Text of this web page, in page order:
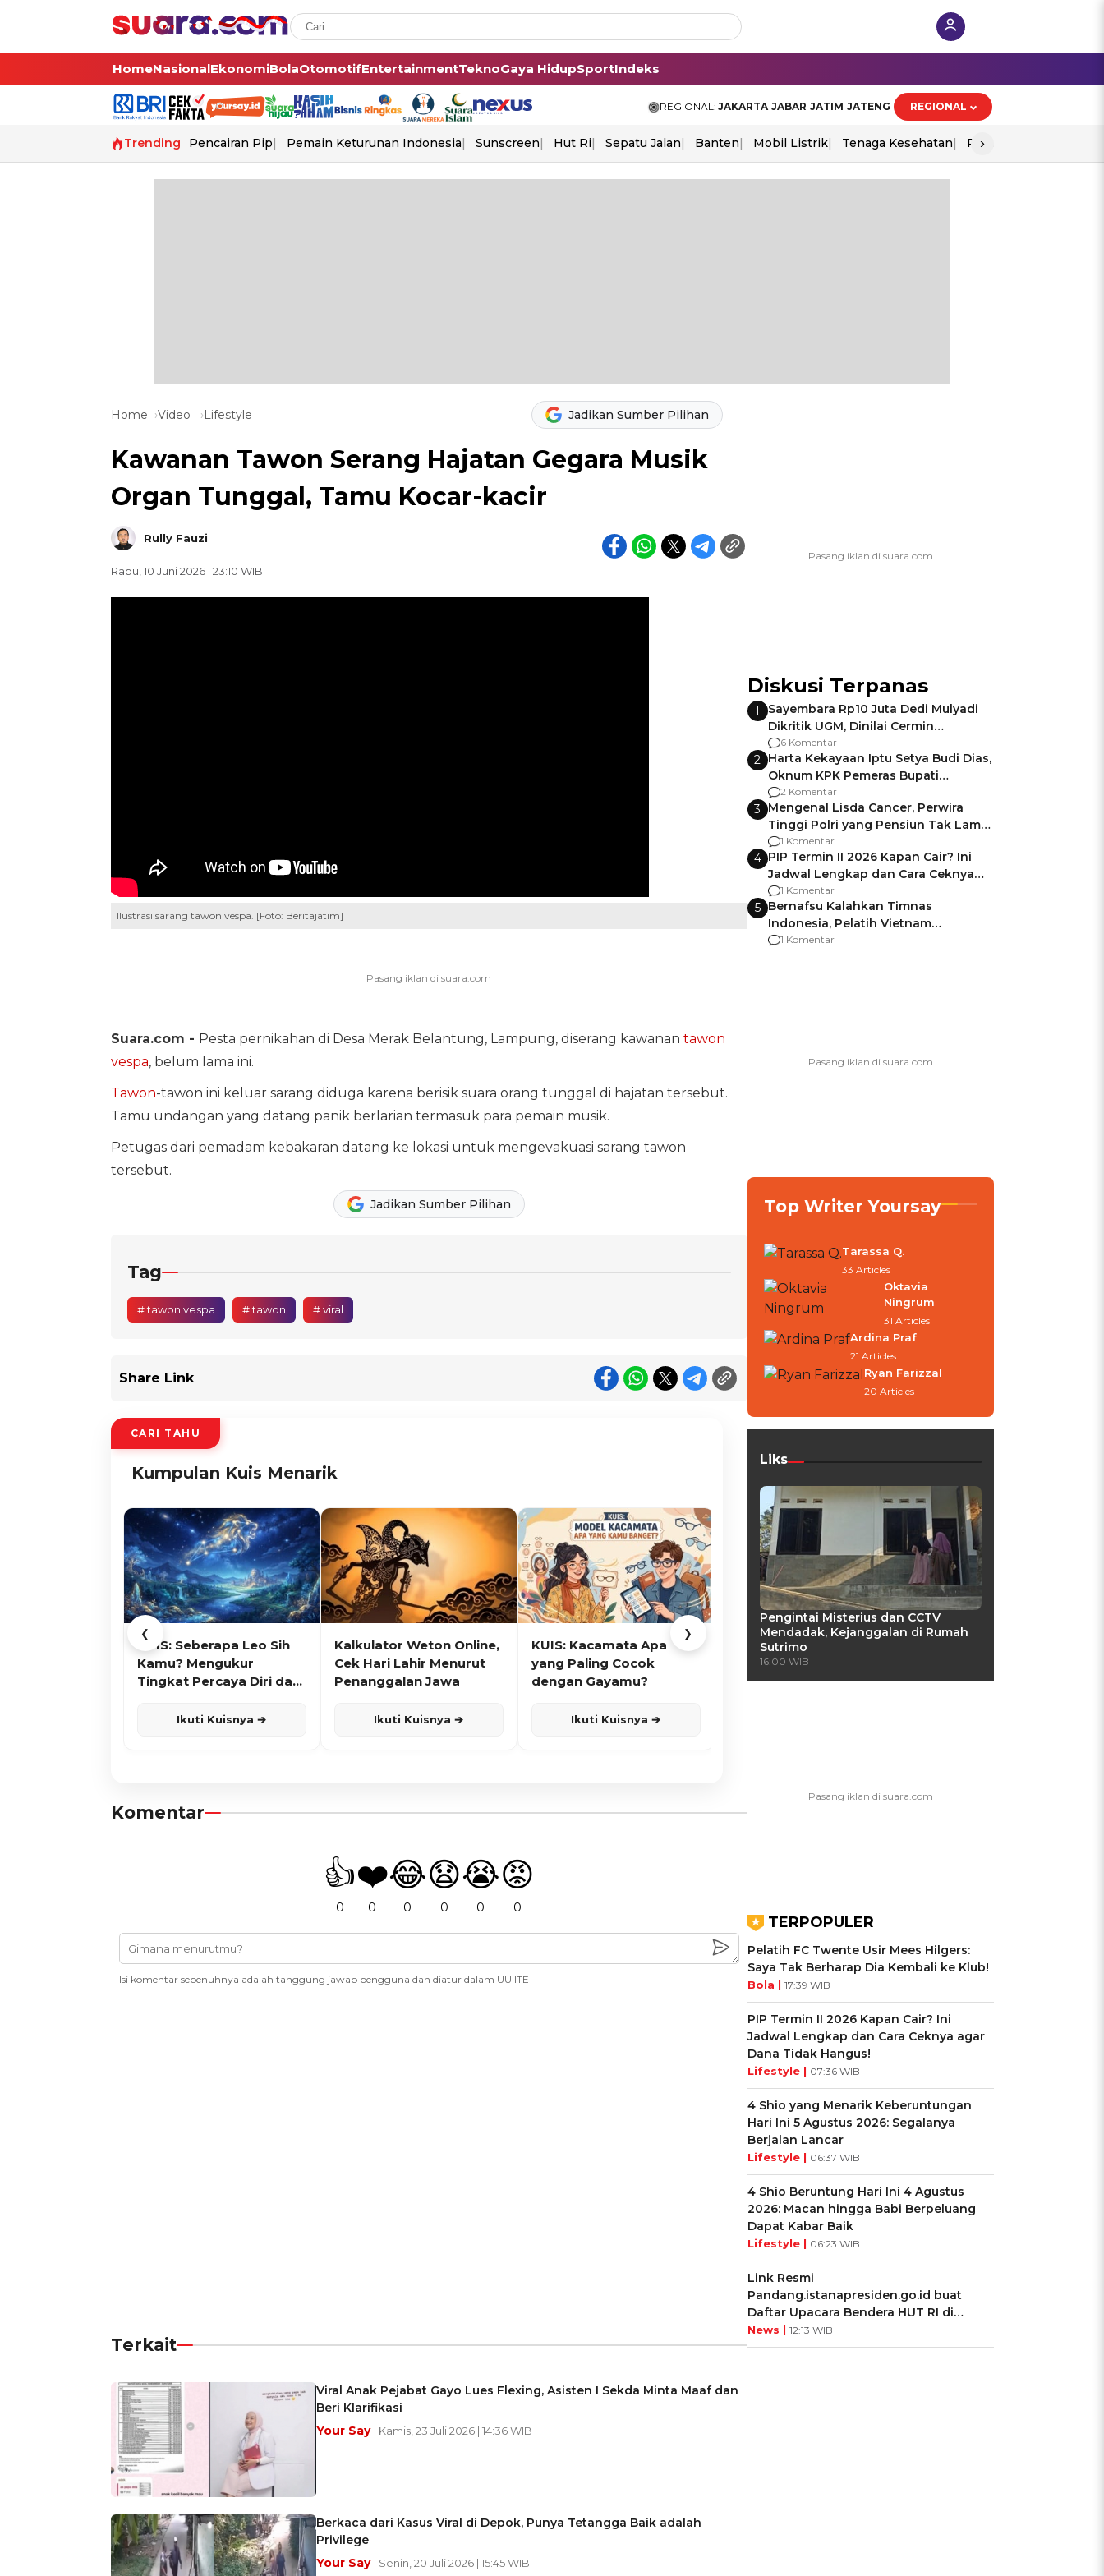
HomeNasionalEkonomiBolaOtomotifEntertainmentTeknoGaya HidupSportIndeks
REGIONAL: JAKARTA JABAR JATIM JATENG REGIONAL
Trending Pencairan Pip Pemain Keturunan Indonesia Sunscreen Hut Ri Sepatu Jalan Banten Mobil Listrik Tenaga Kesehatan Perang As-Iran
›
Home Video Lifestyle Jadikan Sumber Pilihan
Kawanan Tawon Serang Hajatan Gegara Musik
Organ Tunggal, Tamu Kocar-kacir
Rully Fauzi
Rabu, 10 Juni 2026 | 23:10 WIB
Ilustrasi sarang tawon vespa. [Foto: Beritajatim]
Suara.com - Pesta pernikahan di Desa Merak Belantung, Lampung, diserang kawanan tawon
vespa, belum lama ini.
Tawon-tawon ini keluar sarang diduga karena berisik suara orang tunggal di hajatan tersebut.
Tamu undangan yang datang panik berlarian termasuk para pemain musik.
Petugas dari pemadam kebakaran datang ke lokasi untuk mengevakuasi sarang tawon
tersebut.
Jadikan Sumber Pilihan
Tag
# tawon vespa # tawon # viral
Share Link
CARI TAHU
Kumpulan Kuis Menarik
❮
KUIS: Seberapa Leo Sih
Kamu? Mengukur
Tingkat Percaya Diri dan
Ikuti Kuisnya ➔
Kalkulator Weton Online,
Cek Hari Lahir Menurut
Penanggalan Jawa
Ikuti Kuisnya ➔
KUIS: Kacamata Apa
yang Paling Cocok
dengan Gayamu?
Ikuti Kuisnya ➔
KUIS: Sepatu Mana yang
Cocok dengan
Kepribadianmu?
Cancer?
❯
Komentar
👍
0
❤️
0
😂
0
😧
0
😭
0
😡
0
Isi komentar sepenuhnya adalah tanggung jawab pengguna dan diatur dalam UU ITE
Terkait
Viral Anak Pejabat Gayo Lues Flexing, Asisten I Sekda Minta Maaf dan
Beri Klarifikasi
Your Say | Kamis, 23 Juli 2026 | 14:36 WIB
Berkaca dari Kasus Viral di Depok, Punya Tetangga Baik adalah
Privilege
Your Say | Senin, 20 Juli 2026 | 15:45 WIB
Diskusi Terpanas
1
Sayembara Rp10 Juta Dedi Mulyadi
Dikritik UGM, Dinilai Cermin
Gagalnya Negara Jamin Keamanan
6 Komentar
2 Harta Kekayaan Iptu Setya Budi Dias,
Oknum KPK Pemeras Bupati
Pemalang
2 Komentar
3 Mengenal Lisda Cancer, Perwira
Tinggi Polri yang Pensiun Tak Lama
Usai Jadi Brigjen
1 Komentar
4 PIP Termin II 2026 Kapan Cair? Ini
Jadwal Lengkap dan Cara Ceknya
agar Dana Tidak Hangus!
1 Komentar
5 Bernafsu Kalahkan Timnas
Indonesia, Pelatih Vietnam
Berencana Pakai Jimat di Pakansari
1 Komentar
Top Writer Yoursay
Tarassa Q.
33 Articles
Oktavia
Ningrum
31 Articles
Ardina Praf
21 Articles
Ryan Farizzal
20 Articles
Liks
Pengintai Misterius dan CCTV
Mendadak, Kejanggalan di Rumah
Sutrimo
16:00 WIB
TERPOPULER
Pelatih FC Twente Usir Mees Hilgers:
Saya Tak Berharap Dia Kembali ke Klub!
Bola | 17:39 WIB
PIP Termin II 2026 Kapan Cair? Ini
Jadwal Lengkap dan Cara Ceknya agar
Dana Tidak Hangus!
Lifestyle | 07:36 WIB
4 Shio yang Menarik Keberuntungan
Hari Ini 5 Agustus 2026: Segalanya
Berjalan Lancar
Lifestyle | 06:37 WIB
4 Shio Beruntung Hari Ini 4 Agustus
2026: Macan hingga Babi Berpeluang
Dapat Kabar Baik
Lifestyle | 06:23 WIB
Link Resmi
Pandang.istanapresiden.go.id buat
Daftar Upacara Bendera HUT RI di
Istana Negara
News | 12:13 WIB